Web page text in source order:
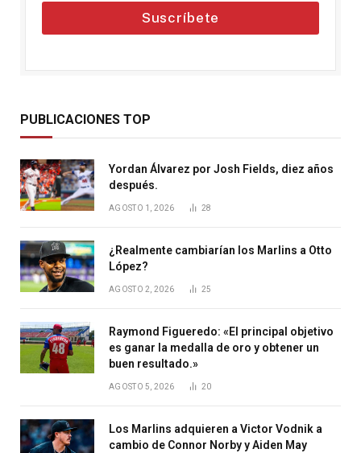
Suscríbete
PUBLICACIONES TOP
Yordan Álvarez por Josh Fields, diez años
después.
AGOSTO 1, 2026 28
¿Realmente cambiarían los Marlins a Otto
López?
AGOSTO 2, 2026 25
Raymond Figueredo: «El principal objetivo
es ganar la medalla de oro y obtener un
buen resultado.»
AGOSTO 5, 2026 20
Los Marlins adquieren a Victor Vodnik a
cambio de Connor Norby y Aiden May